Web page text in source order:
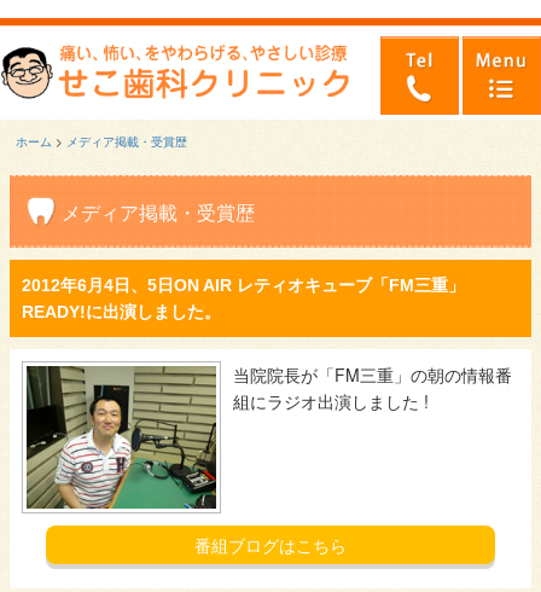
ホーム > メディア掲載・受賞歴
メディア掲載・受賞歴
2012年6月4日、5日ON AIR レティオキューブ「FM三重」
READY!に出演しました。
当院院長が「FM三重」の朝の情報番
組にラジオ出演しました !
番組ブログはこちら